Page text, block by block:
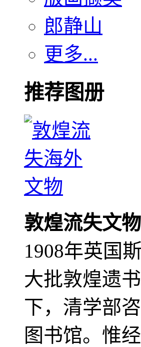
郎静山
更多...
推荐图册
敦煌流失文物
1908年英国
大批敦煌遗
下，清学部
图书馆。惟